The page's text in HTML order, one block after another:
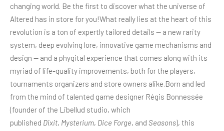
changing world. Be the first to discover what the universe of
Altered has in store for you!What really lies at the heart of this
revolution is a ton of expertly tailored details — a new rarity
system, deep evolving lore, innovative game mechanisms and
design — and a phygital experience that comes along with its
myriad of life-quality improvements, both for the players,
tournaments organizers and store owners alike.Born and led
from the mind of talented game designer Régis Bonnessée
(founder of the Libellud studio, which
published Dixit, Mysterium, Dice Forge, and Seasons), this